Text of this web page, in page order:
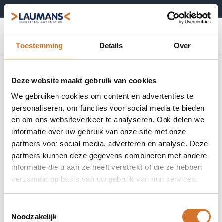
Toestemming Details Over
Deze website maakt gebruik van cookies
We gebruiken cookies om content en advertenties te
personaliseren, om functies voor social media te bieden
en om ons websiteverkeer te analyseren. Ook delen we
informatie over uw gebruik van onze site met onze
partners voor social media, adverteren en analyse. Deze
partners kunnen deze gegevens combineren met andere
informatie die u aan ze heeft verstrekt of die ze hebben
verzameld op basis van uw gebruik van hun services.
Noodzakelijk
0